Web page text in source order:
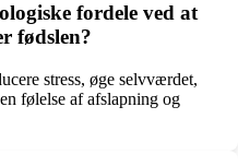
fordele ved at
fødslen?
stress, øge selvværdet,
følelse af afslapning og